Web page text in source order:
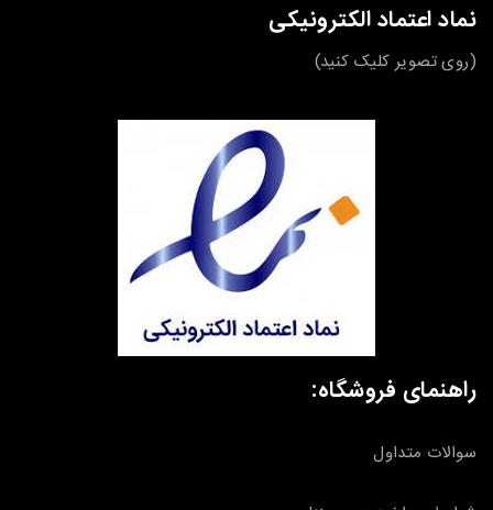
نماد اعتماد الکترونیکی
(روی تصویر کلیک کنید)
راهنمای فروشگاه:
سوالات متداول